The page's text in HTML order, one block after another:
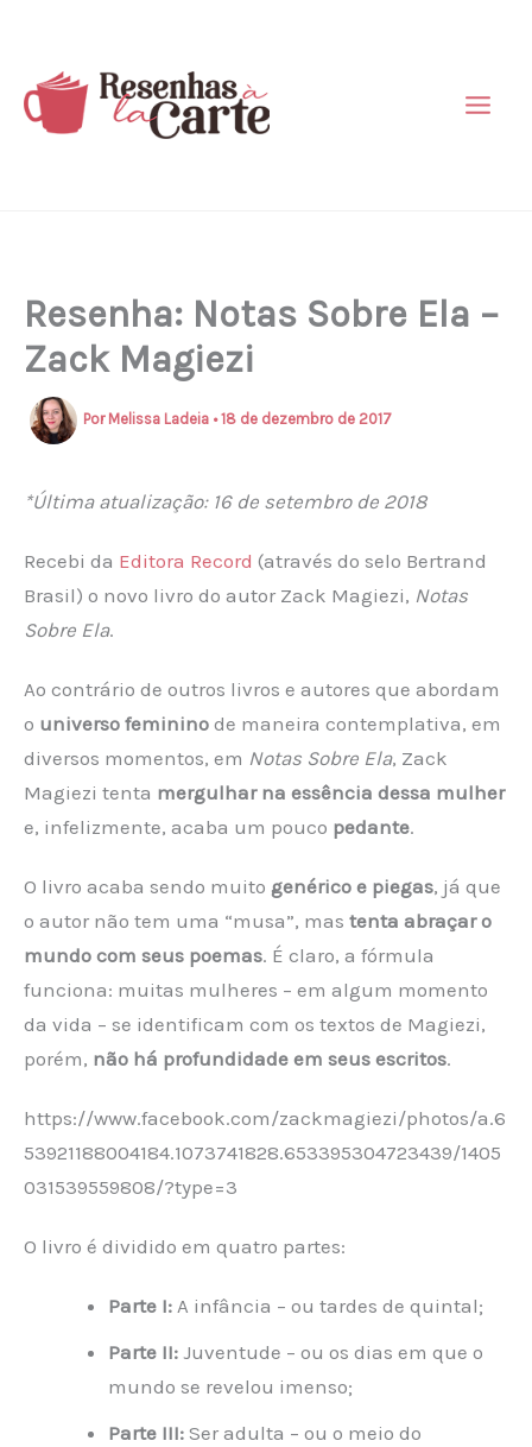
conteúdo
Resenha: Notas Sobre Ela –
Zack Magiezi
Por Melissa Ladeia •18 de dezembro de 2017
*Última atualização: 16 de setembro de 2018
Recebi da Editora Record (através do selo Bertrand
Brasil) o novo livro do autor Zack Magiezi, Notas
Sobre Ela.
Ao contrário de outros livros e autores que abordam
o universo feminino de maneira contemplativa, em
diversos momentos, em Notas Sobre Ela, Zack
Magiezi tenta mergulhar na essência dessa mulher
e, infelizmente, acaba um pouco pedante.
O livro acaba sendo muito genérico e piegas, já que
o autor não tem uma “musa”, mas tenta abraçar o
mundo com seus poemas. É claro, a fórmula
funciona: muitas mulheres – em algum momento
da vida – se identificam com os textos de Magiezi,
porém, não há profundidade em seus escritos.
https://www.facebook.com/zackmagiezi/photos/a.6
53921188004184.1073741828.653395304723439/1405
031539559808/?type=3
O livro é dividido em quatro partes:
Parte I: A infância – ou tardes de quintal;
Parte II: Juventude – ou os dias em que o
mundo se revelou imenso;
Parte III: Ser adulta – ou o meio do